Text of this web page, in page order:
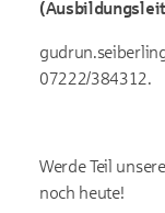
07222/384312.
Werde Teil
noch heute!